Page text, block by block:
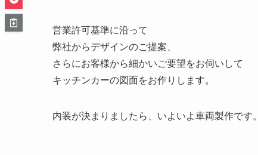
営業許可基準に沿って
弊社からデザインのご提案、
さらにお客様から細かいご要望をお伺いして
キッチンカーの図面をお作りします。
内装が決まりましたら、いよいよ車両製作です。